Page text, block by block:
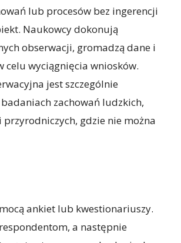
lub procesów bez ingerencji
Naukowcy dokonują
obserwacji, gromadzą dane i
celu wyciągnięcia wniosków.
jest szczególnie
zachowań ludzkich,
przyrodniczych, gdzie nie można
ankiet lub kwestionariuszy.
a następnie